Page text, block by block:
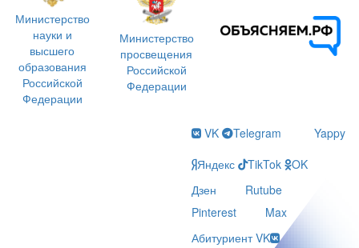
Министерство
науки и
высшего
образования
Российской
Федерации
Министерство
просвещения
Российской
Федерации
VK Telegram
Yappy
Яндекс
TikTok
OK
Дзен
Rutube
Pinterest
Max
Абитуриент VK